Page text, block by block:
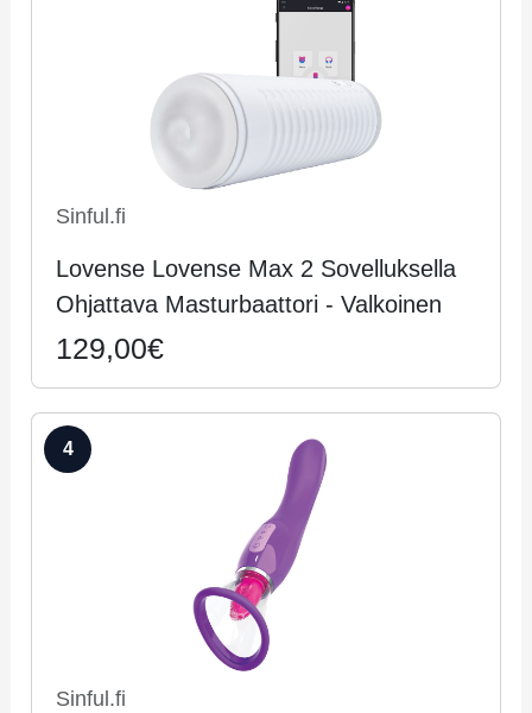
Sinful.fi
Lo­ven­se Lovense Max 2 Sovelluksella
Ohjattava Masturbaattori - Val­koi­nen
129,00€
4
Sinful.fi